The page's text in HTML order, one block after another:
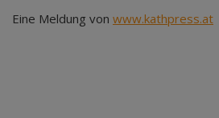
Eine Meldung von www.kathpress.at